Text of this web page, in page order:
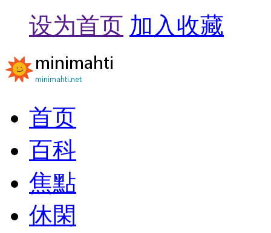
设为首页 加入收藏
首页
百科
焦點
休閑